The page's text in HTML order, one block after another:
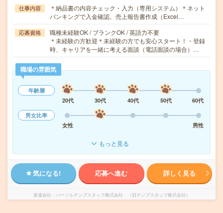
仕事内容
＊納品書の内容チェック・入力（専用システム）＊ネット
バンキングで入金確認、売上報告書作成（Excel…
応募資格
職種未経験OK / ブランクOK / 英語力不要
＊未経験の方歓迎＊未経験の方でも安心スタート！・登録
時、キャリアを一緒に考える面談（電話面談の場合）…
職場の雰囲気
年齢層
20代
30代 40代 50代
60代
男女比率
女性
男性
もっと見る
気になる! 応募へ進む 詳しく見る
派遣会社 パーソルテンプスタッフ株式会社 （旧テンプスタッフ株式会社）